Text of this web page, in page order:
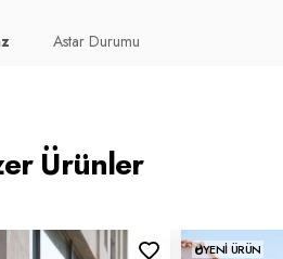
Astar Durumu
Ürünler
YENI ÜRÜN